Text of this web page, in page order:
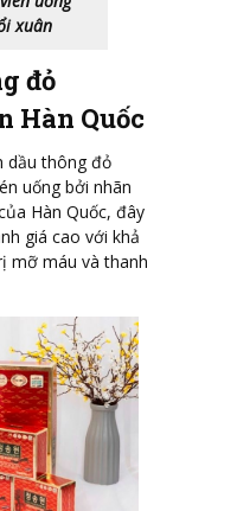
xuân
đỏ
Hàn Quốc
dầu thông đỏ
uống bởi nhãn
Hàn Quốc, đây
giá cao với khả
mỡ máu và thanh